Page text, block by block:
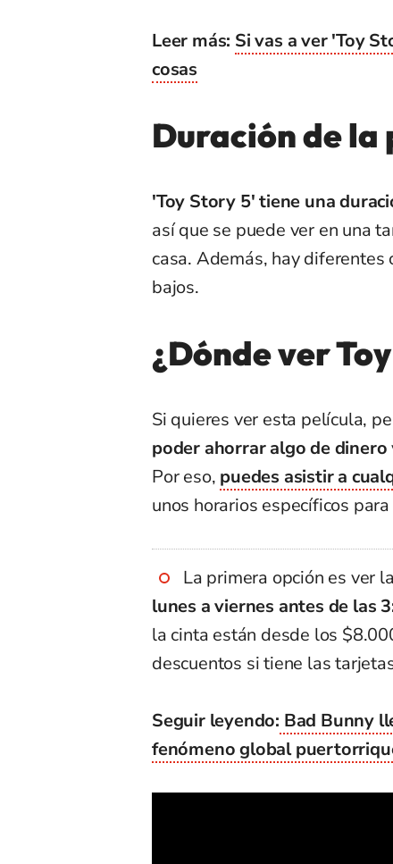
Leer más: Si vas a ver 'Toy
cosas
Duración de la
'Toy Story 5' tiene una
así que se puede ver en una
casa. Además, hay
bajos.
¿Dónde ver
Si quieres ver esta película,
poder ahorrar algo de dinero
Por eso, puedes asistir a
unos horarios específicos
La primera opción es ver
lunes a viernes antes de las
la cinta están desde los
descuentos si tiene las
Seguir leyendo: Bad Bunny
fenómeno global